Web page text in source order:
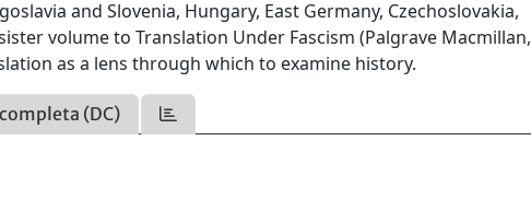
and Slovenia, Hungary, East Germany, Czechoslovakia,
volume to Translation Under Fascism (Palgrave Macmillan,
as a lens through which to examine history.
(DC)